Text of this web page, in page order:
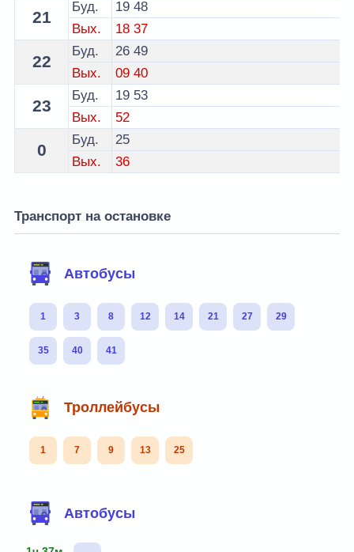
21
Буд. 19 48
Вых.
18 37
22
Буд. 26 49
Вых.
09 40
23
Буд. 19 53
Вых.
52
0
Буд.
25
Вых.
36
Транспорт на остановке
Автобусы
1 3 8 12 14 21 27 29
35 40 41
Троллейбусы
1 7 9 13 25
Автобусы